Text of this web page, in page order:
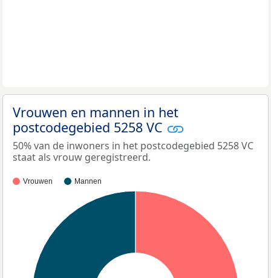
Vrouwen en mannen in het
postcodegebied 5258 VC
50% van de inwoners in het postcodegebied 5258 VC
staat als vrouw geregistreerd.
Vrouwen Mannen